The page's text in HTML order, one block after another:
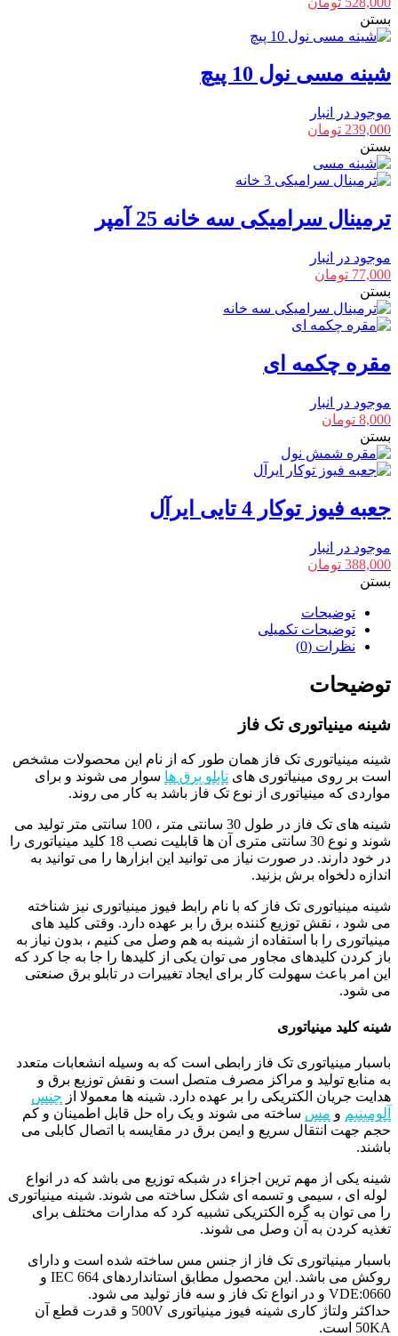
بستن
شینه مسی نول 10 پیچ
موجود در انبار
239,000 تومان
بستن
ترمینال سرامیکی سه خانه 25 آمپر
موجود در انبار
77,000 تومان
بستن
مقره چکمه ای
موجود در انبار
8,000 تومان
بستن
جعبه فیوز توکار 4 تایی ایرآل
موجود در انبار
388,000 تومان
بستن
توضیحات
توضیحات تکمیلی
نظرات (0)
توضیحات
شینه مینیاتوری تک فاز
شینه مینیاتوری تک فاز همان طور که از نام این محصولات مشخص
است بر روی مینیاتوری های تابلو برق ها سوار می شوند و برای
مواردی که مینیاتوری از نوع تک فاز باشد به کار می روند.
شینه های تک فاز در طول 30 سانتی متر ، 100 سانتی متر تولید می
شوند و نوع 30 سانتی متری آن ها قابلیت نصب 18 کلید مینیاتوری را
در خود دارند. در صورت نیاز می توانید این ابزارها را می توانید به
اندازه دلخواه برش بزنید.
شینه مینیاتوری تک فاز که با نام رابط فیوز مینیاتوری نیز شناخته
می شود ، نقش توزیع کننده برق را بر عهده دارد. وقتی کلید های
مینیاتوری را با استفاده از شینه به هم وصل می کنیم ، بدون نیاز به
باز کردن کلیدهای مجاور می توان یکی از کلیدها را جا به جا کرد که
این امر باعث سهولت کار برای ایجاد تغییرات در تابلو برق صنعتی
می شود.
شینه کلید مینیاتوری
باسبار مینیاتوری تک فاز رابطی است که به وسیله انشعابات متعدد
به منابع تولید و مراکز مصرف متصل است و نقش توزیع برق و
هدایت جریان الکتریکی را بر عهده دارد. شینه ها معمولا از جنس
آلومینیم و مس ساخته می شوند و یک راه حل قابل اطمینان و کم
حجم جهت انتقال سریع و ایمن برق در مقایسه با اتصال کابلی می
باشند.
شینه یکی از مهم ترین اجزاء در شبکه توزیع می باشد که در انواع
لوله ای ، سیمی و تسمه ای شکل ساخته می شوند. شینه مینیاتوری
را می توان به گره الکتریکی تشبیه کرد که مدارات مختلف برای
تغذیه کردن به آن وصل می شوند.
باسبار مینیاتوری تک فاز از جنس مس ساخته شده است و دارای
روکش می باشد. این محصول مطابق استانداردهای IEC 664 و
VDE:0660 و در انواع تک فاز و سه فاز تولید می شود.
حداکثر ولتاژ کاری شینه فیوز مینیاتوری 500V و قدرت قطع آن
50KA است.